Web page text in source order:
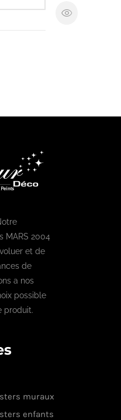
MARS 2004
et de
de
a nos
possible
produit.
muraux
enfants